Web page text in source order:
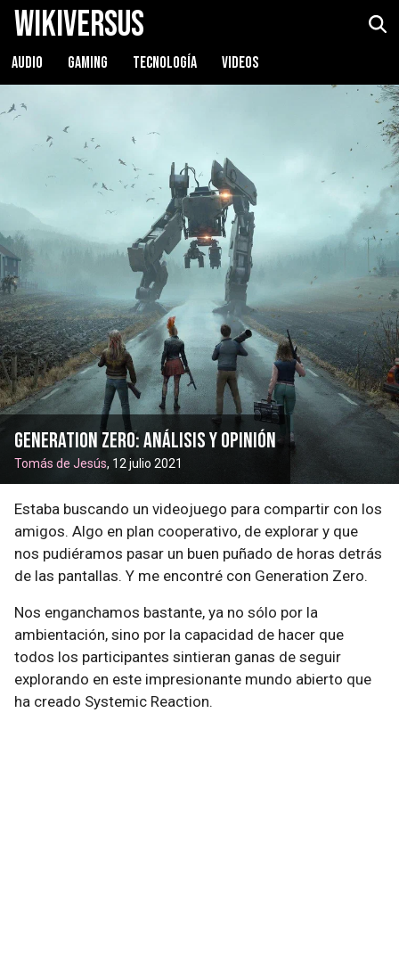
WikiVersus
AUDIO GAMING TECNOLOGÍA VIDEOS
Generation Zero: análisis y opinión
Tomás de Jesús, 12 julio 2021
Estaba buscando un videojuego para compartir con los
amigos. Algo en plan cooperativo, de explorar y que
nos pudiéramos pasar un buen puñado de horas detrás
de las pantallas. Y me encontré con Generation Zero.
Nos enganchamos bastante, ya no sólo por la
ambientación, sino por la capacidad de hacer que
todos los participantes sintieran ganas de seguir
explorando en este impresionante mundo abierto que
ha creado Systemic Reaction.